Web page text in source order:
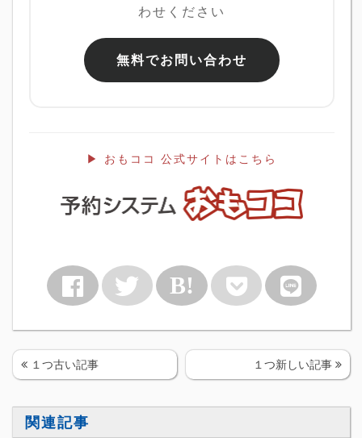
わせください
無料でお問い合わせ
▶ おもココ 公式サイトはこちら
B!
１つ古い記事 １つ新しい記事
関連記事